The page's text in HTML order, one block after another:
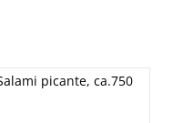
picante, ca.750